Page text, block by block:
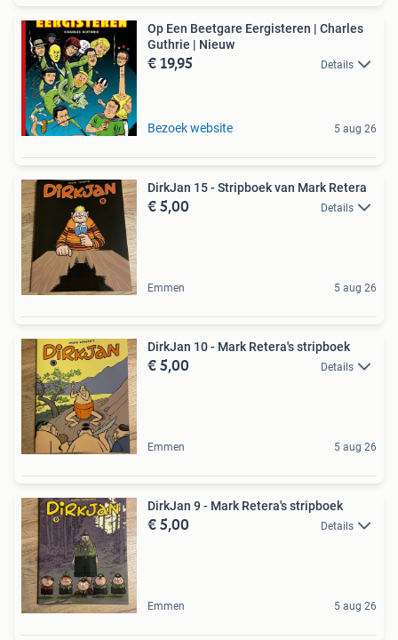
Op Een Beetgare Eergisteren | Charles
Guthrie | Nieuw
€ 19,95 Details
Bezoek website 5 aug 26
DirkJan 15 - Stripboek van Mark Retera
€ 5,00 Details
Emmen 5 aug 26
DirkJan 10 - Mark Retera's stripboek
€ 5,00 Details
Emmen 5 aug 26
DirkJan 9 - Mark Retera's stripboek
€ 5,00 Details
Emmen 5 aug 26